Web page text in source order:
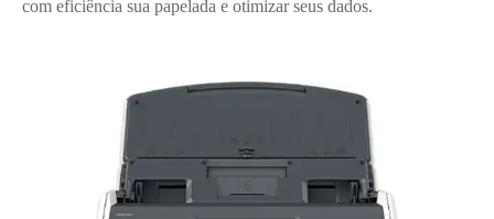
com eficiência sua papelada e otimizar seus dados.